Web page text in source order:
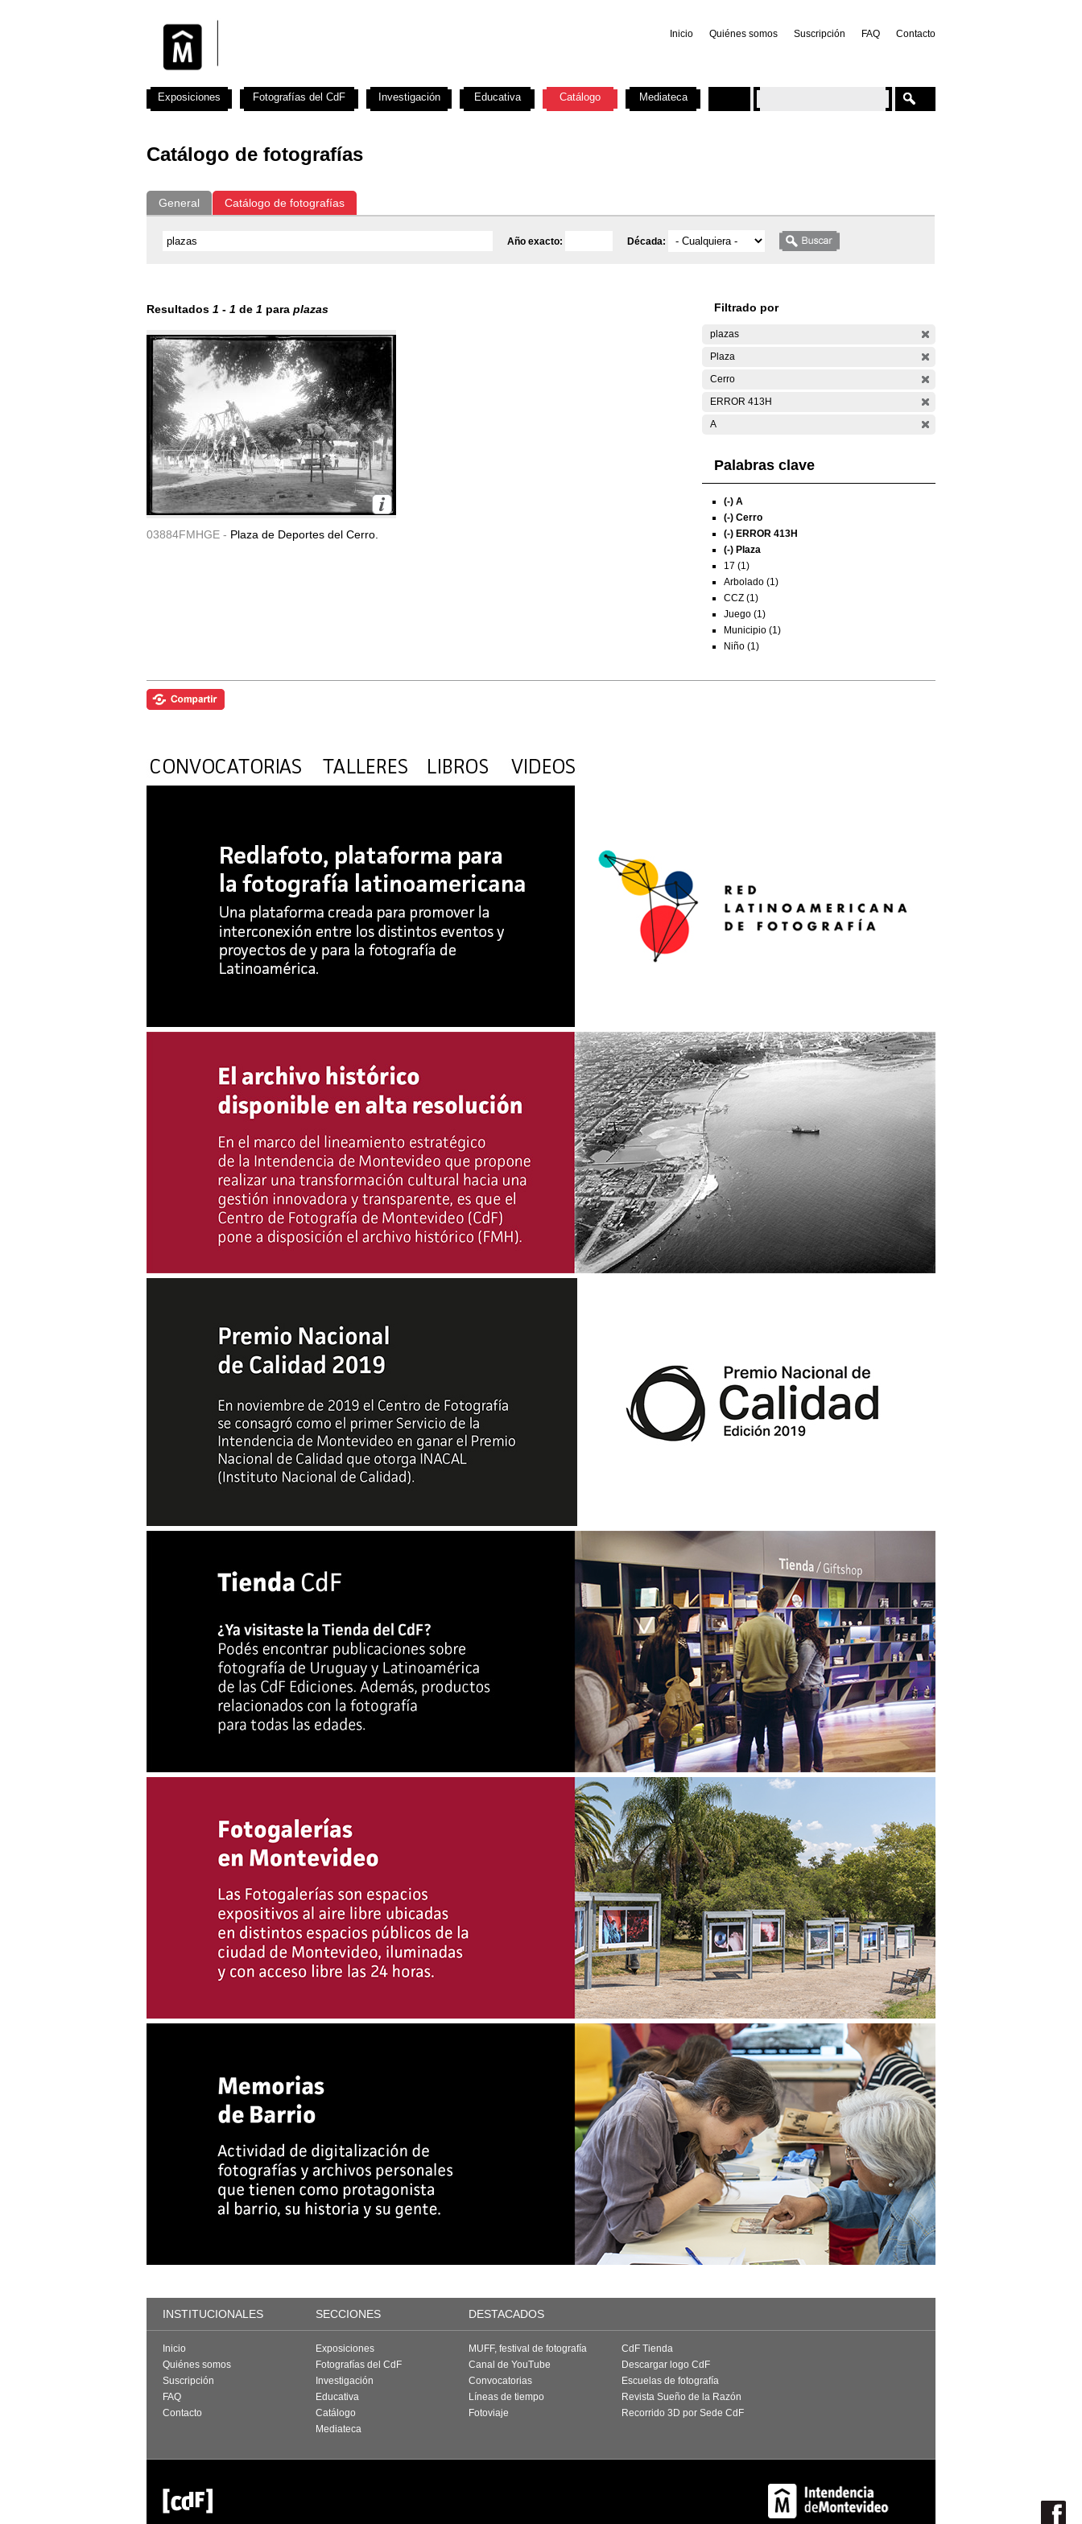
Inicio Quiénes somos Suscripción FAQ Contacto
Catálogo de fotografías
General Catálogo de fotografías
Año exacto: Década:
Resultados 1 - 1 de 1 para plazas
03884FMHGE - Plaza de Deportes del Cerro.
Filtrado por
plazas
Plaza
Cerro
ERROR 413H
A
Palabras clave
(-) A
(-) Cerro
(-) ERROR 413H
(-) Plaza
17 (1)
Arbolado (1)
CCZ (1)
Juego (1)
Municipio (1)
Niño (1)
Exposiciones Fotografías del CdF Investigación Educativa Catálogo Mediateca
INSTITUCIONALES SECCIONES DESTACADOS
Inicio
Quiénes somos
Suscripción
FAQ
Contacto
Exposiciones
Fotografías del CdF
Investigación
Educativa
Catálogo
Mediateca
MUFF, festival de fotografía
Canal de YouTube
Convocatorias
Líneas de tiempo
Fotoviaje
CdF Tienda
Descargar logo CdF
Escuelas de fotografía
Revista Sueño de la Razón
Recorrido 3D por Sede CdF